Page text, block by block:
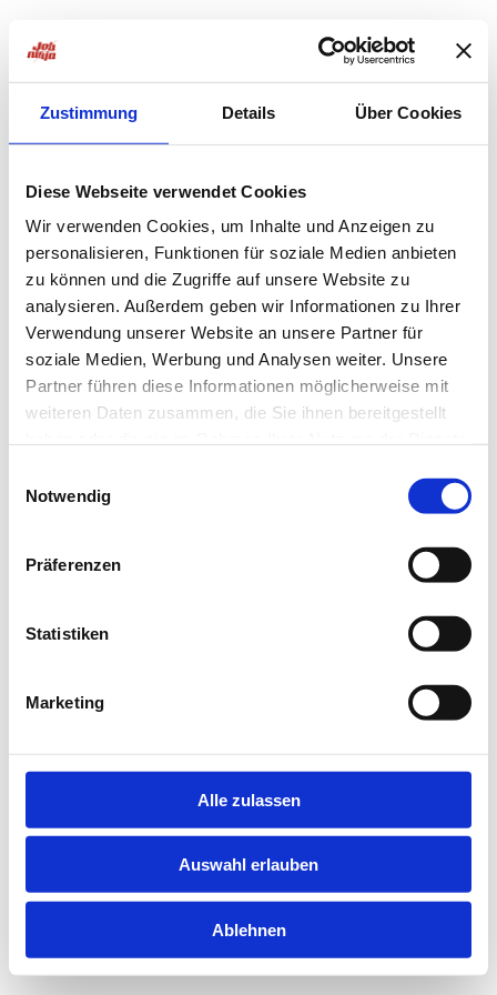
Zustimmung Details Über Cookies
Diese Webseite verwendet Cookies
Wir verwenden Cookies, um Inhalte und Anzeigen zu
personalisieren, Funktionen für soziale Medien anbieten
zu können und die Zugriffe auf unsere Website zu
analysieren. Außerdem geben wir Informationen zu Ihrer
Verwendung unserer Website an unsere Partner für
soziale Medien, Werbung und Analysen weiter. Unsere
Partner führen diese Informationen möglicherweise mit
weiteren Daten zusammen, die Sie ihnen bereitgestellt
Notwendig
Präferenzen
Statistiken
Marketing
Alle zulassen
Auswahl erlauben
Ablehnen
loadingjobninja.com
for more